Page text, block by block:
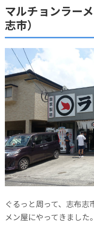
マルチョンラー
志市）
ぐるっと周って、志布
メン屋にやってきました。